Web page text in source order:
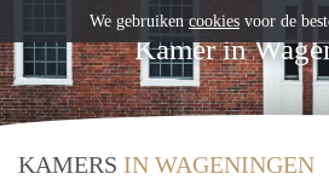
Kamer in
KAMERS IN WAGENINGEN
We gebruiken cookies voor de